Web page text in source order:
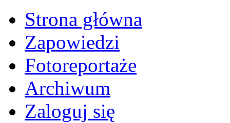
Strona główna
Zapowiedzi
Fotoreportaże
Archiwum
Zaloguj się